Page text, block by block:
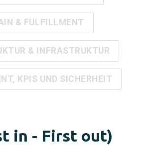
& FULFILLMENT
& INFRASTRUKTUR
KPIS UND SICHERHEIT
in - First out)